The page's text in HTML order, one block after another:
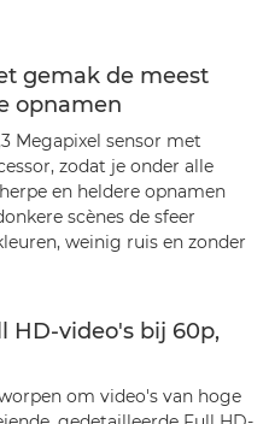
gemak de meest
opnamen
Megapixel sensor met
zodat je onder alle
en heldere opnamen
scènes de sfeer
weinig ruis en zonder
HD-video's bij 60p,
om video's van hoge